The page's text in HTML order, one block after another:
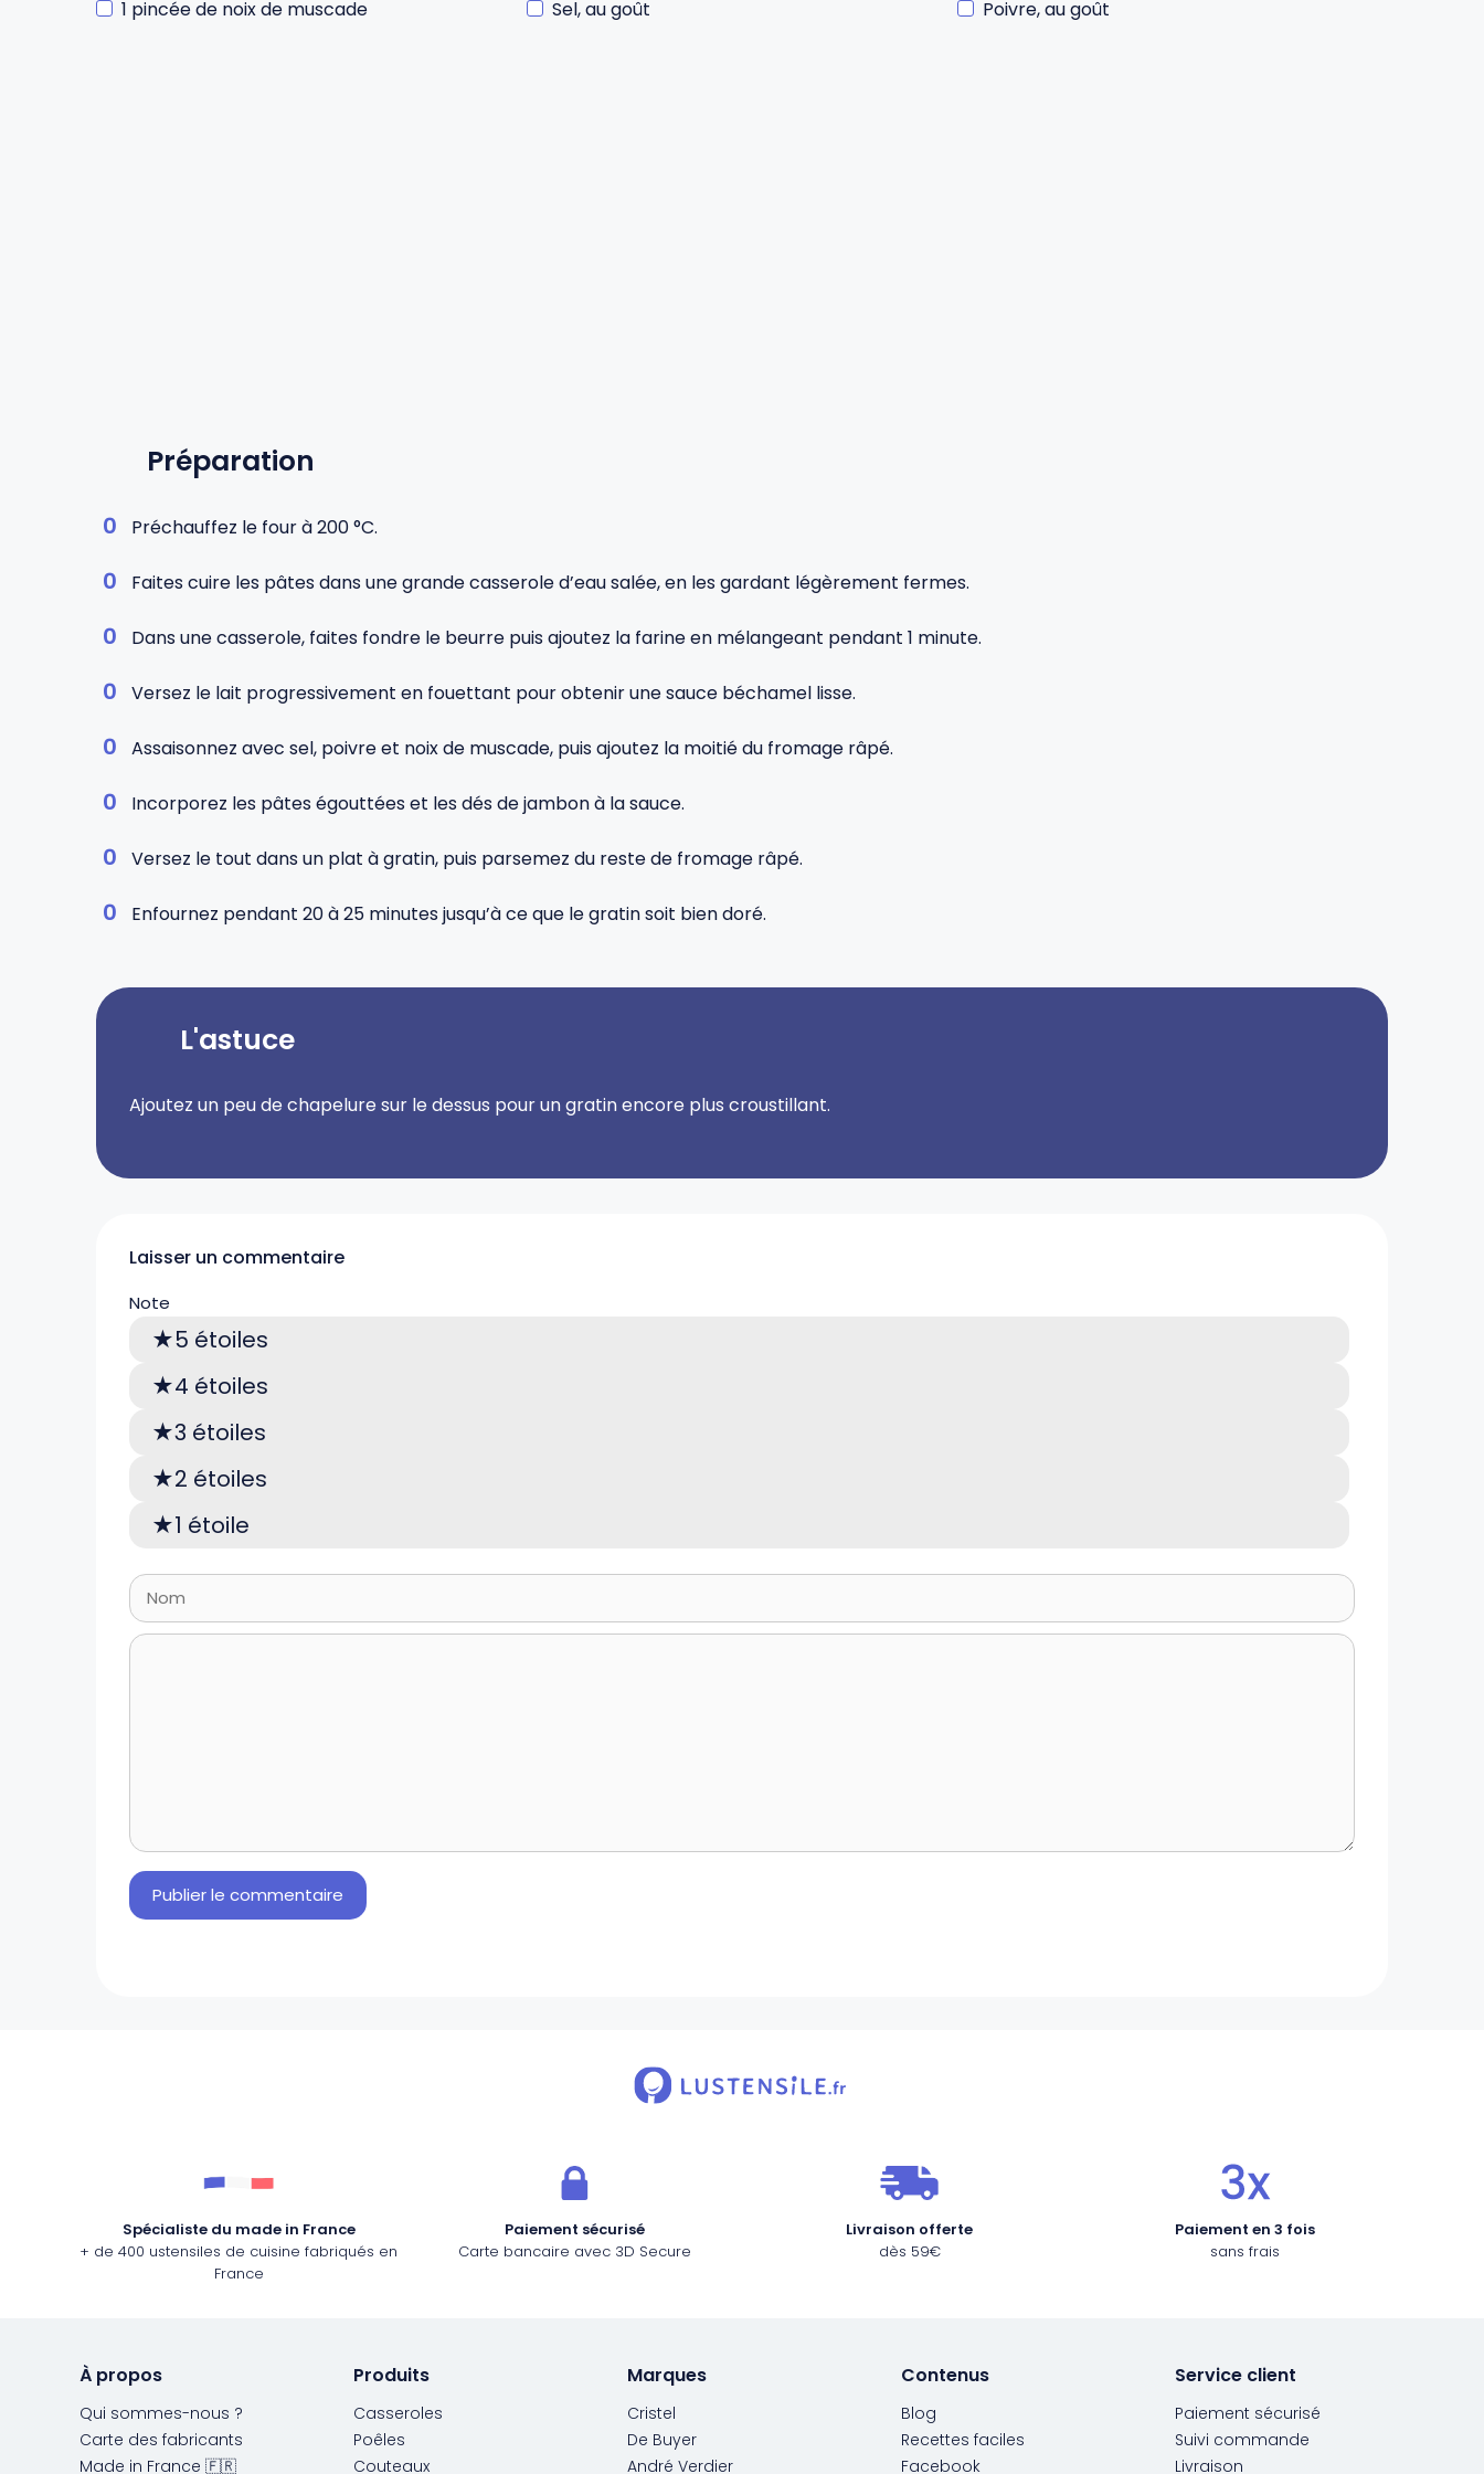
1 pincée de noix de muscade Sel, au goût Poivre, au goût
Préparation
Préchauffez le four à 200 °C.
Faites cuire les pâtes dans une grande casserole d’eau salée, en les gardant légèrement fermes.
Dans une casserole, faites fondre le beurre puis ajoutez la farine en mélangeant pendant 1 minute.
Versez le lait progressivement en fouettant pour obtenir une sauce béchamel lisse.
Assaisonnez avec sel, poivre et noix de muscade, puis ajoutez la moitié du fromage râpé.
Incorporez les pâtes égouttées et les dés de jambon à la sauce.
Versez le tout dans un plat à gratin, puis parsemez du reste de fromage râpé.
Enfournez pendant 20 à 25 minutes jusqu’à ce que le gratin soit bien doré.
L'astuce
Ajoutez un peu de chapelure sur le dessus pour un gratin encore plus croustillant.
Laisser un commentaire
Note
5 étoiles
4 étoiles
3 étoiles
2 étoiles
1 étoile
Spécialiste du made in France
+ de 400 ustensiles de cuisine fabriqués en
France
Paiement sécurisé
Carte bancaire avec 3D Secure
Livraison offerte
dès 59€
Paiement en 3 fois
sans frais
À propos
Qui sommes-nous ?
Carte des fabricants
Made in France 🇫🇷
Produits
Casseroles
Poêles
Couteaux
Marques
Cristel
De Buyer
André Verdier
Contenus
Blog
Recettes faciles
Facebook
Service client
Paiement sécurisé
Suivi commande
Livraison